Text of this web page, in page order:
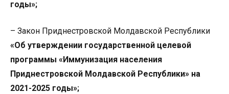
годы»;
– Закон Приднестровской Молдавской Республики
«Об утверждении государственной целевой
программы «Иммунизация населения
Приднестровской Молдавской Республики» на
2021-2025 годы»;